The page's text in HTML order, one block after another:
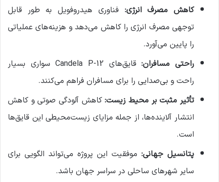
کاهش مصرف انرژی: فناوری هیدروفویل به طور قابل
توجهی مصرف انرژی را کاهش می‌دهد و هزینه‌های عملیاتی
را پایین می‌آورد.
راحتی مسافران:
قایق‌های Candela P-12 سواری بسیار
راحت و بی‌صدایی را برای مسافران فراهم می‌کنند.
تأثیر مثبت بر محیط زیست:کاهش آلودگی صوتی و کاهش
انتشار آلاینده‌ها، از جمله مزایای زیست‌محیطی این قایق‌ها
است.
پتانسیل جهانی: موفقیت این پروژه می‌تواند الگویی برای
سایر شهرهای ساحلی در سراسر جهان باشد.